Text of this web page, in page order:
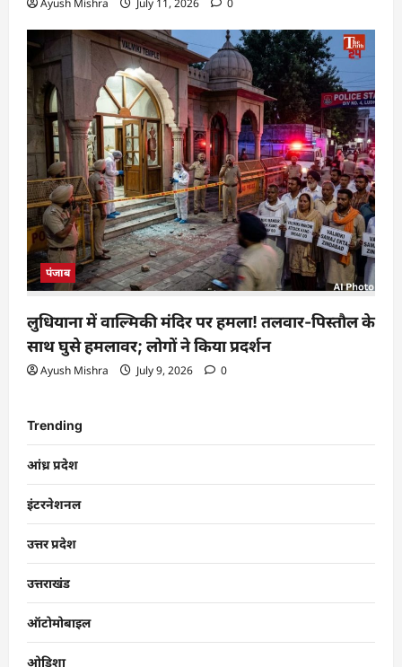
पंजाब
लुधियाना में वाल्मिकी मंदिर पर हमला! तलवार-पिस्तौल के
साथ घुसे हमलावर; लोगों ने किया प्रदर्शन
Ayush Mishra July 9, 2026 0
Trending
आंध्र प्रदेश
इंटरनेशनल
उत्तर प्रदेश
उत्तराखंड
ऑटोमोबाइल
ओडिशा